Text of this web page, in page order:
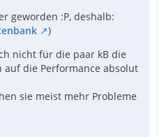
geworden :P, deshalb:
)
nicht für die paar kB die
die Performance absolut
sie meist mehr Probleme